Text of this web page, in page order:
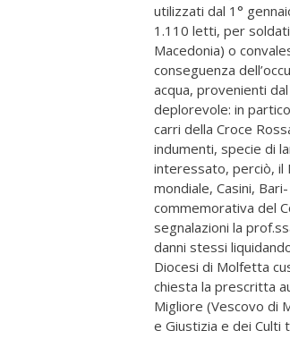
utilizzati dal 1°
1.110 letti, per
Macedonia) o
conseguenza
acqua, provenienti
deplorevole: in
carri della Croce
indumenti, specie di
interessato, perciò, il
mondiale, Casini,
commemorativa del
segnalazioni la
danni stessi
Diocesi di Molfetta
chiesta la prescritta
Migliore (Vescovo di
e Giustizia e dei Culti